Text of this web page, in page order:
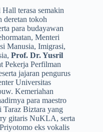
terasa semakin
deretan tokoh
para budayawan
Menteri
Manusia, Imigrasi,
Prof. Dr. Yusril
Pekerja Perfilman
jajaran pengurus
Universitas
Kemeriahan
para maestro
Taraz Biztara yang
gitaris NuKLA, serta
eks vokalis